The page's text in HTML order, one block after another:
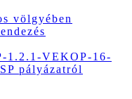
völgyében
1.2.1-VEKOP-16-
pályázatról